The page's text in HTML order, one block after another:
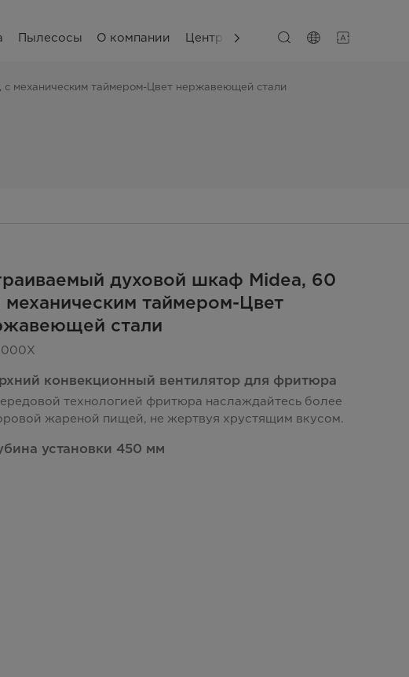
Пылесосы О компании Центр поддержки
механическим таймером-Цвет нержавеющей стали
духовой шкаф Midea, 60
механическим таймером-Цвет
стали
конвекционный вентилятор для фритюра
технологией фритюра наслаждайтесь более
жареной пищей, не жертвуя хрустящим вкусом.
установки 450 мм